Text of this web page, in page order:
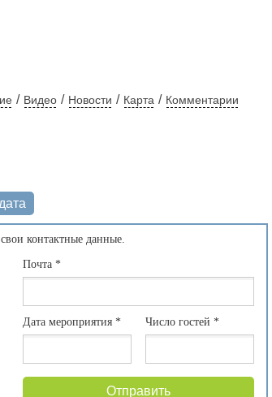
/ Видео / Новости / Карта / Комментарии
контактные данные.
Почта*
Дата мероприятия* Число гостей*
Отправить